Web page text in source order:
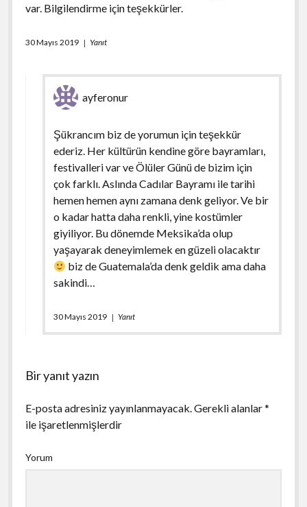
var. Bilgilendirme için teşekkürler.
30 Mayıs 2019 Yanıt
ayferonur
Şükrancım biz de yorumun için teşekkür
ederiz. Her kültürün kendine göre bayramları,
festivalleri var ve Ölüler Günü de bizim için
çok farklı. Aslında Cadılar Bayramı ile tarihi
hemen hemen aynı zamana denk geliyor. Ve bir
o kadar hatta daha renkli, yine kostümler
giyiliyor. Bu dönemde Meksika’da olup
yaşayarak deneyimlemek en güzeli olacaktır
biz de Guatemala’da denk geldik ama daha
sakindi…
30 Mayıs 2019 Yanıt
Bir yanıt yazın
E-posta adresiniz yayınlanmayacak.Gerekli alanlar*
ile işaretlenmişlerdir
Yorum